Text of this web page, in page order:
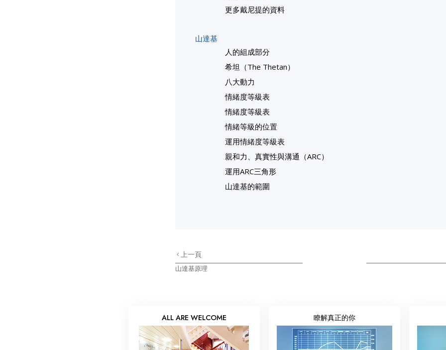
更多戴尼提的資料
山達基
人的組成部分
希坦（The Thetan）
八大動力
情緒度等級表
情緒度等級表
情緒等級的位置
運用情緒度等級表
親和力、真實性與溝通（ARC）
運用ARC三角形
山達基的範圍
上一頁
山達基原理
ALL ARE WELCOME 瞭解真正的你